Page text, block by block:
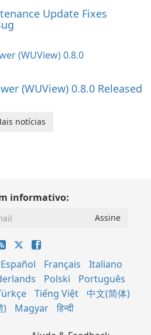
Update Fixes
(WUView) 0.8.0 Released
notícias
informativo:
Español Français
Italiano
Polski
Português
Tiếng Việt
中文(简体)
)
Magyar हिन्दी